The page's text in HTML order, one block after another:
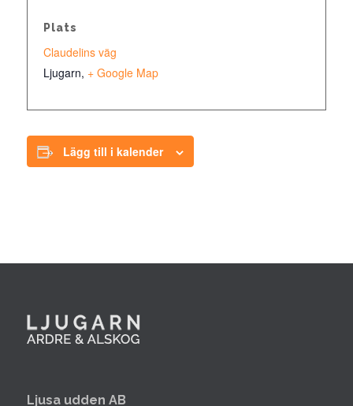
Plats
Claudelins väg
Ljugarn, + Google Map
Lägg till i kalender
Ljusa udden AB